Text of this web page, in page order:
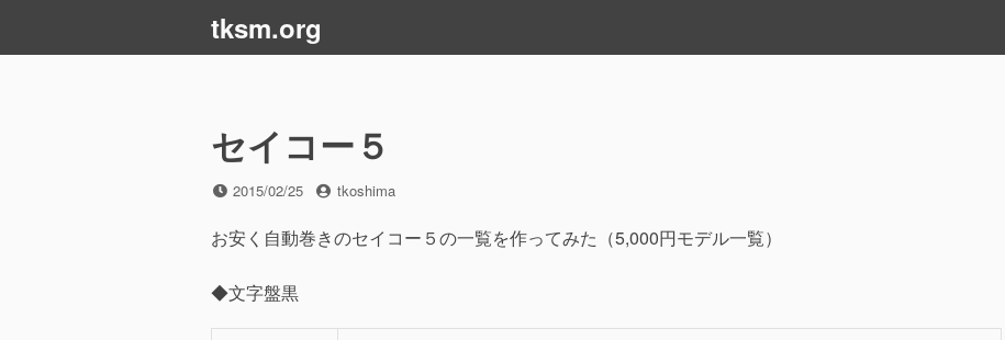
tksm.org
セイコー５
投
日
2015/02/25
投
者
tkoshima
お安く自動巻きのセイコー５の一覧を作ってみた（5,000円モデル一覧）
◆文字盤黒